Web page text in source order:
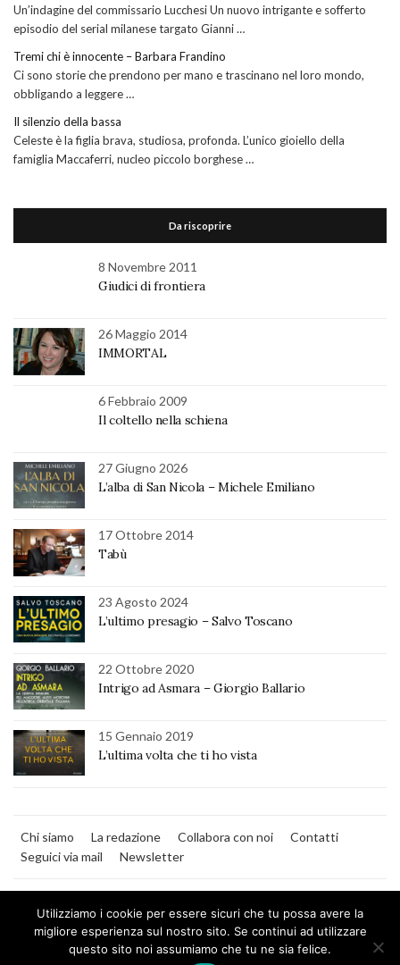
Un’indagine del commissario Lucchesi Un nuovo intrigante e sofferto
episodio del serial milanese targato Gianni …
Tremi chi è innocente – Barbara Frandino
Ci sono storie che prendono per mano e trascinano nel loro mondo,
obbligando a leggere …
Il silenzio della bassa
Celeste è la figlia brava, studiosa, profonda. L’unico gioiello della
famiglia Maccaferri, nucleo piccolo borghese …
Da riscoprire
8 Novembre 2011
Giudici di frontiera
26 Maggio 2014
IMMORTAL
6 Febbraio 2009
Il coltello nella schiena
27 Giugno 2026
L’alba di San Nicola – Michele Emiliano
17 Ottobre 2014
Tabù
23 Agosto 2024
L’ultimo presagio – Salvo Toscano
22 Ottobre 2020
Intrigo ad Asmara – Giorgio Ballario
15 Gennaio 2019
L’ultima volta che ti ho vista
Chi siamo La redazione Collabora con noi
Contatti
Seguici via mail
Newsletter
Utilizziamo i cookie per essere sicuri che tu possa avere la
migliore esperienza sul nostro sito. Se continui ad utilizzare
questo sito noi assumiamo che tu ne sia felice.